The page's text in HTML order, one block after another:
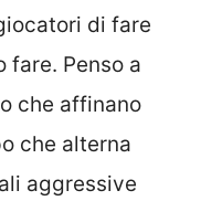
di fare
fare. Penso a
che affinano
che alterna
aggressive